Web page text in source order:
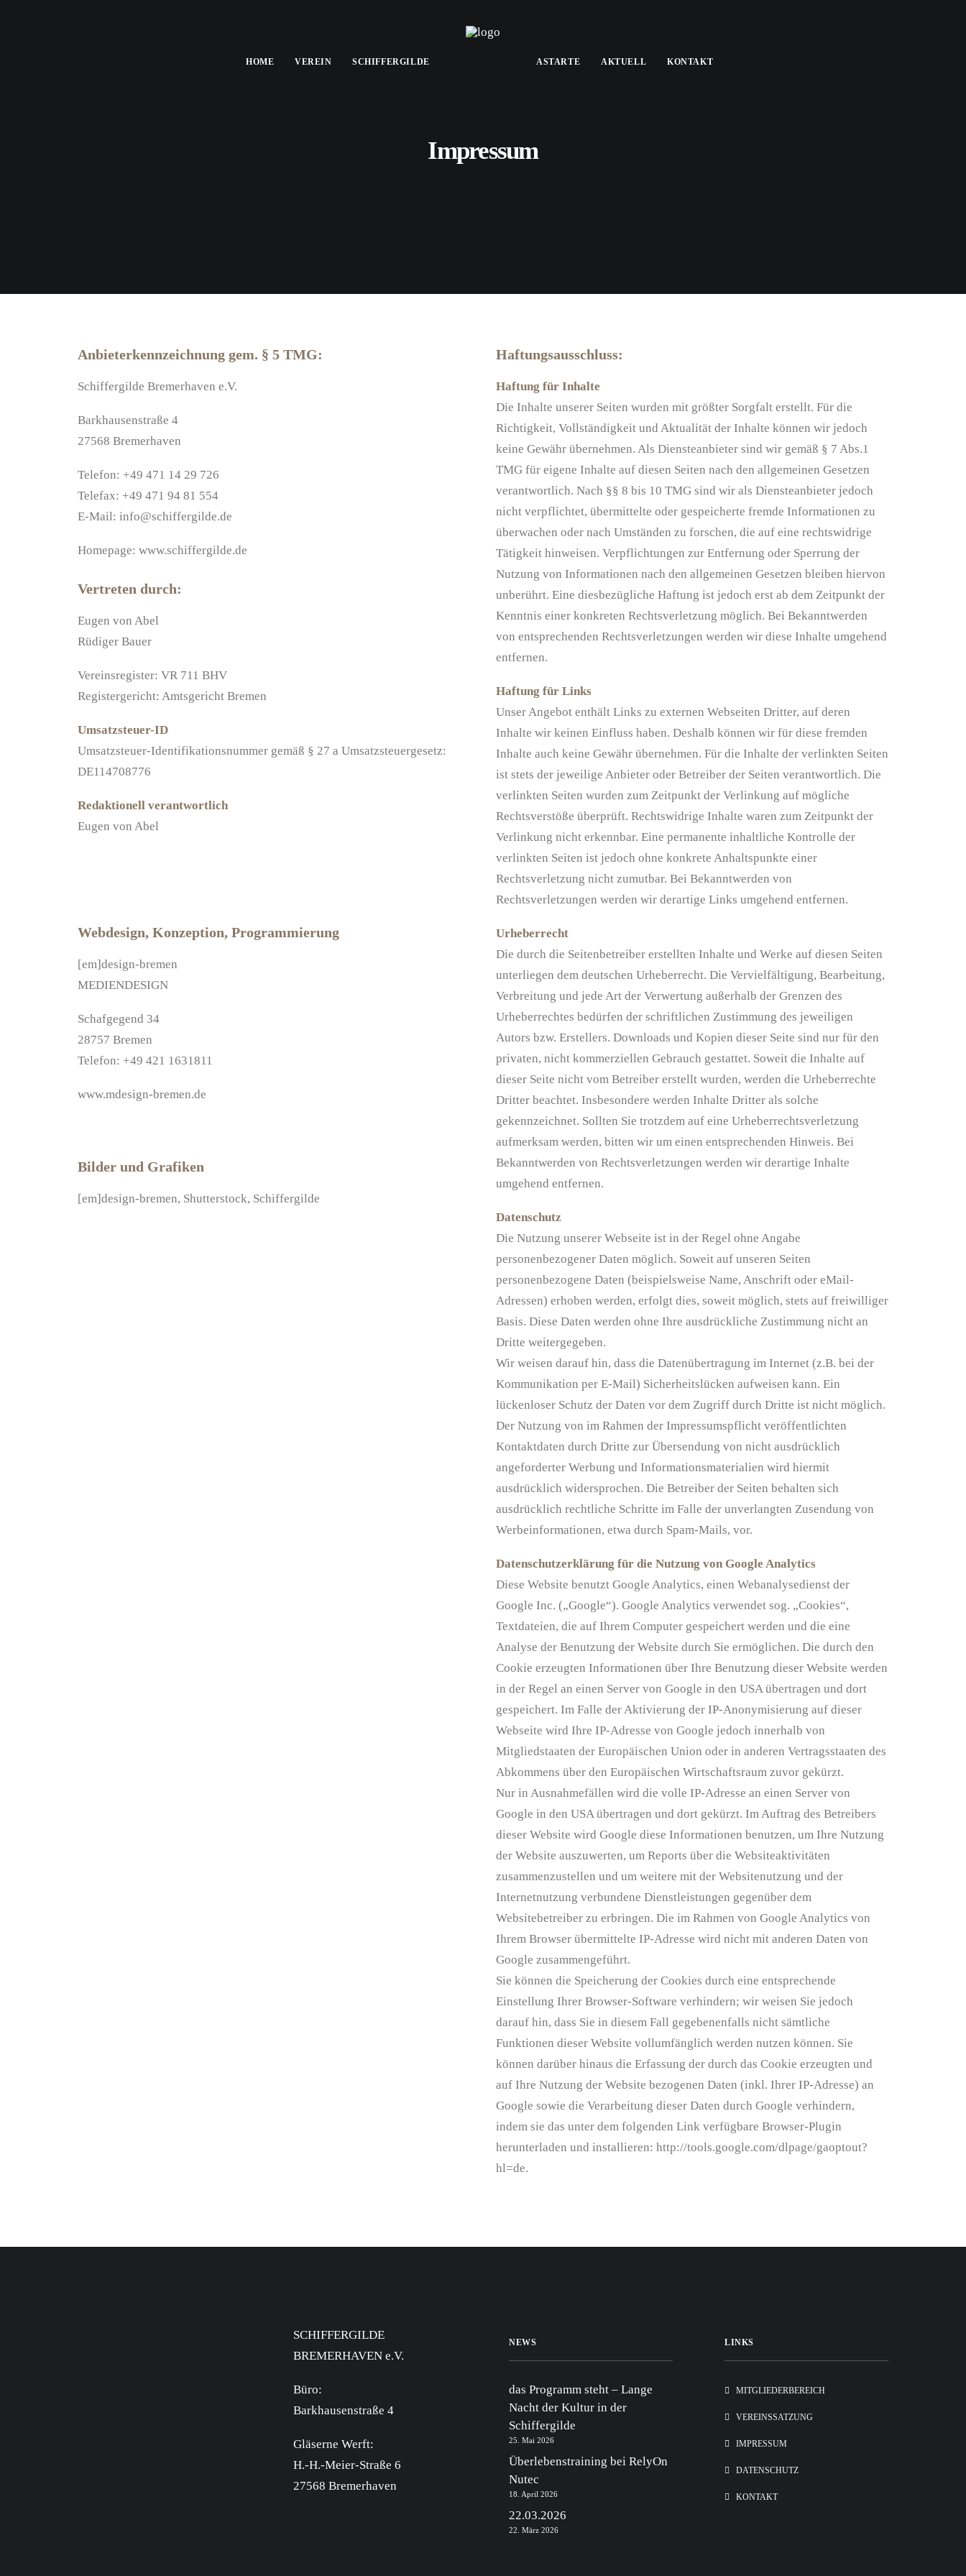
HOME VEREIN SCHIFFERGILDE ASTARTE AKTUELL KONTAKT
Impressum
Anbieterkennzeichnung gem. § 5 TMG:
Schiffergilde Bremerhaven e.V.
Barkhausenstraße 4
27568 Bremerhaven
Telefon: +49 471 14 29 726
Telefax: +49 471 94 81 554
E-Mail: info@schiffergilde.de
Homepage: www.schiffergilde.de
Vertreten durch:
Eugen von Abel
Rüdiger Bauer
Vereinsregister: VR 711 BHV
Registergericht: Amtsgericht Bremen
Umsatzsteuer-ID
Umsatzsteuer-Identifikationsnummer gemäß § 27 a Umsatzsteuergesetz:
DE114708776
Redaktionell verantwortlich
Eugen von Abel
Webdesign, Konzeption, Programmierung
[em]design-bremen
MEDIENDESIGN
Schafgegend 34
28757 Bremen
Telefon: +49 421 1631811
www.mdesign-bremen.de
Bilder und Grafiken
[em]design-bremen, Shutterstock, Schiffergilde
Haftungsausschluss:
Haftung für Inhalte
Die Inhalte unserer Seiten wurden mit größter Sorgfalt erstellt. Für die
Richtigkeit, Vollständigkeit und Aktualität der Inhalte können wir jedoch
keine Gewähr übernehmen. Als Diensteanbieter sind wir gemäß § 7 Abs.1
TMG für eigene Inhalte auf diesen Seiten nach den allgemeinen Gesetzen
verantwortlich. Nach §§ 8 bis 10 TMG sind wir als Diensteanbieter jedoch
nicht verpflichtet, übermittelte oder gespeicherte fremde Informationen zu
überwachen oder nach Umständen zu forschen, die auf eine rechtswidrige
Tätigkeit hinweisen. Verpflichtungen zur Entfernung oder Sperrung der
Nutzung von Informationen nach den allgemeinen Gesetzen bleiben hiervon
unberührt. Eine diesbezügliche Haftung ist jedoch erst ab dem Zeitpunkt der
Kenntnis einer konkreten Rechtsverletzung möglich. Bei Bekanntwerden
von entsprechenden Rechtsverletzungen werden wir diese Inhalte umgehend
entfernen.
Haftung für Links
Unser Angebot enthält Links zu externen Webseiten Dritter, auf deren
Inhalte wir keinen Einfluss haben. Deshalb können wir für diese fremden
Inhalte auch keine Gewähr übernehmen. Für die Inhalte der verlinkten Seiten
ist stets der jeweilige Anbieter oder Betreiber der Seiten verantwortlich. Die
verlinkten Seiten wurden zum Zeitpunkt der Verlinkung auf mögliche
Rechtsverstöße überprüft. Rechtswidrige Inhalte waren zum Zeitpunkt der
Verlinkung nicht erkennbar. Eine permanente inhaltliche Kontrolle der
verlinkten Seiten ist jedoch ohne konkrete Anhaltspunkte einer
Rechtsverletzung nicht zumutbar. Bei Bekanntwerden von
Rechtsverletzungen werden wir derartige Links umgehend entfernen.
Urheberrecht
Die durch die Seitenbetreiber erstellten Inhalte und Werke auf diesen Seiten
unterliegen dem deutschen Urheberrecht. Die Vervielfältigung, Bearbeitung,
Verbreitung und jede Art der Verwertung außerhalb der Grenzen des
Urheberrechtes bedürfen der schriftlichen Zustimmung des jeweiligen
Autors bzw. Erstellers. Downloads und Kopien dieser Seite sind nur für den
privaten, nicht kommerziellen Gebrauch gestattet. Soweit die Inhalte auf
dieser Seite nicht vom Betreiber erstellt wurden, werden die Urheberrechte
Dritter beachtet. Insbesondere werden Inhalte Dritter als solche
gekennzeichnet. Sollten Sie trotzdem auf eine Urheberrechtsverletzung
aufmerksam werden, bitten wir um einen entsprechenden Hinweis. Bei
Bekanntwerden von Rechtsverletzungen werden wir derartige Inhalte
umgehend entfernen.
Datenschutz
Die Nutzung unserer Webseite ist in der Regel ohne Angabe
personenbezogener Daten möglich. Soweit auf unseren Seiten
personenbezogene Daten (beispielsweise Name, Anschrift oder eMail-
Adressen) erhoben werden, erfolgt dies, soweit möglich, stets auf freiwilliger
Basis. Diese Daten werden ohne Ihre ausdrückliche Zustimmung nicht an
Dritte weitergegeben.
Wir weisen darauf hin, dass die Datenübertragung im Internet (z.B. bei der
Kommunikation per E-Mail) Sicherheitslücken aufweisen kann. Ein
lückenloser Schutz der Daten vor dem Zugriff durch Dritte ist nicht möglich.
Der Nutzung von im Rahmen der Impressumspflicht veröffentlichten
Kontaktdaten durch Dritte zur Übersendung von nicht ausdrücklich
angeforderter Werbung und Informationsmaterialien wird hiermit
ausdrücklich widersprochen. Die Betreiber der Seiten behalten sich
ausdrücklich rechtliche Schritte im Falle der unverlangten Zusendung von
Werbeinformationen, etwa durch Spam-Mails, vor.
Datenschutzerklärung für die Nutzung von Google Analytics
Diese Website benutzt Google Analytics, einen Webanalysedienst der
Google Inc. („Google“). Google Analytics verwendet sog. „Cookies“,
Textdateien, die auf Ihrem Computer gespeichert werden und die eine
Analyse der Benutzung der Website durch Sie ermöglichen. Die durch den
Cookie erzeugten Informationen über Ihre Benutzung dieser Website werden
in der Regel an einen Server von Google in den USA übertragen und dort
gespeichert. Im Falle der Aktivierung der IP-Anonymisierung auf dieser
Webseite wird Ihre IP-Adresse von Google jedoch innerhalb von
Mitgliedstaaten der Europäischen Union oder in anderen Vertragsstaaten des
Abkommens über den Europäischen Wirtschaftsraum zuvor gekürzt.
Nur in Ausnahmefällen wird die volle IP-Adresse an einen Server von
Google in den USA übertragen und dort gekürzt. Im Auftrag des Betreibers
dieser Website wird Google diese Informationen benutzen, um Ihre Nutzung
der Website auszuwerten, um Reports über die Websiteaktivitäten
zusammenzustellen und um weitere mit der Websitenutzung und der
Internetnutzung verbundene Dienstleistungen gegenüber dem
Websitebetreiber zu erbringen. Die im Rahmen von Google Analytics von
Ihrem Browser übermittelte IP-Adresse wird nicht mit anderen Daten von
Google zusammengeführt.
Sie können die Speicherung der Cookies durch eine entsprechende
Einstellung Ihrer Browser-Software verhindern; wir weisen Sie jedoch
darauf hin, dass Sie in diesem Fall gegebenenfalls nicht sämtliche
Funktionen dieser Website vollumfänglich werden nutzen können. Sie
können darüber hinaus die Erfassung der durch das Cookie erzeugten und
auf Ihre Nutzung der Website bezogenen Daten (inkl. Ihrer IP-Adresse) an
Google sowie die Verarbeitung dieser Daten durch Google verhindern,
indem sie das unter dem folgenden Link verfügbare Browser-Plugin
herunterladen und installieren: http://tools.google.com/dlpage/gaoptout?
hl=de.
SCHIFFERGILDE
BREMERHAVEN e.V.
Büro:
Barkhausenstraße 4
Gläserne Werft:
H.-H.-Meier-Straße 6
27568 Bremerhaven
NEWS
das Programm steht – Lange
Nacht der Kultur in der
Schiffergilde
25. Mai 2026
Überlebenstraining bei RelyOn
Nutec
18. April 2026
22.03.2026
22. März 2026
LINKS
MITGLIEDERBEREICH
VEREINSSATZUNG
IMPRESSUM
DATENSCHUTZ
KONTAKT